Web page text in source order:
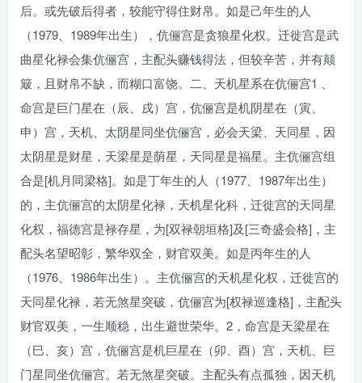
后。或先破后得者，较能守得住财帛。如是己年生的人
（1979、1989年出生），伉俪宫是贪狼星化权。迁徙宫是武
曲星化禄会集伉俪宫，主配头赚钱得法，但较辛苦，并有颠
簸，且财帛不缺，而糊口富饶。二、天机星系在伉俪宫1 、
命宫是巨门星在（辰、戌）宫，伉俪宫是机阴星在（寅、
申）宫，天机、太阴星同坐伉俪宫，必会天梁、天同星，因
太阴星是财星，天梁星是荫星，天同星是福星。主伉俪宫组
合是[机月同梁格]。如是丁年生的人（1977、1987年出生）
的，主伉俪宫的太阴星化禄，天机星化科，迁徙宫的天同星
化权，福德宫是禄存星，为[双禄朝垣格]及[三奇盛会格]，主
配头名望昭彰，繁华双全，财官双美。如是丙年生的人
（1976、1986年出生）。主伉俪宫的天机星化权，迁徙宫的
天同星化禄，若无煞星突破，伉俪宫为[权禄巡逢格]，主配头
财官双美，一生顺稳，出生避世荣华。2，命宫是天梁星在
（巳、亥）宫，伉俪宫是机巨星在（卯、酉）宫，天机、巨
门星同坐伉俪宫。若无煞星突破。主配头有点孤独，因天机